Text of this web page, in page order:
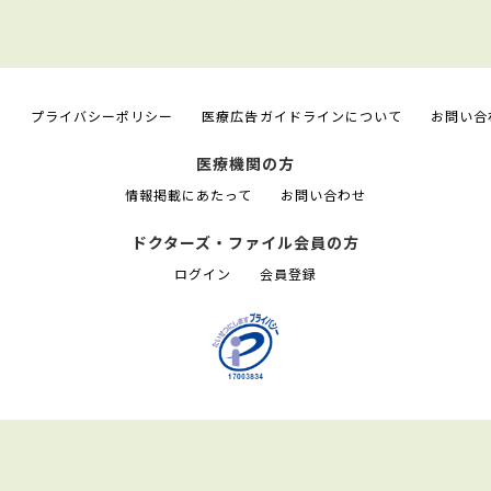
プライバシーポリシー 医療広告ガイドラインについて お問い合
医療機関の方
情報掲載にあたって お問い合わせ
ドクターズ・ファイル会員の方
ログイン 会員登録